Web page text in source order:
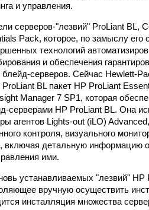
и управления.
серверов-"лезвий" ProLiant BL,
Pack, которое, по замыслу
технологий
и обеспечения
серверов. Сейчас Hewlett-
BL пакет НР ProLiant
Manager 7 SP1, которая
серверами НР ProLiant BL. Она
агентов Lights-out (iLO)
контроля, визуального
включая детальную информацию
ими.
устанавливаемых "лезвий" НР
вручную осуществить
инсталляция множества